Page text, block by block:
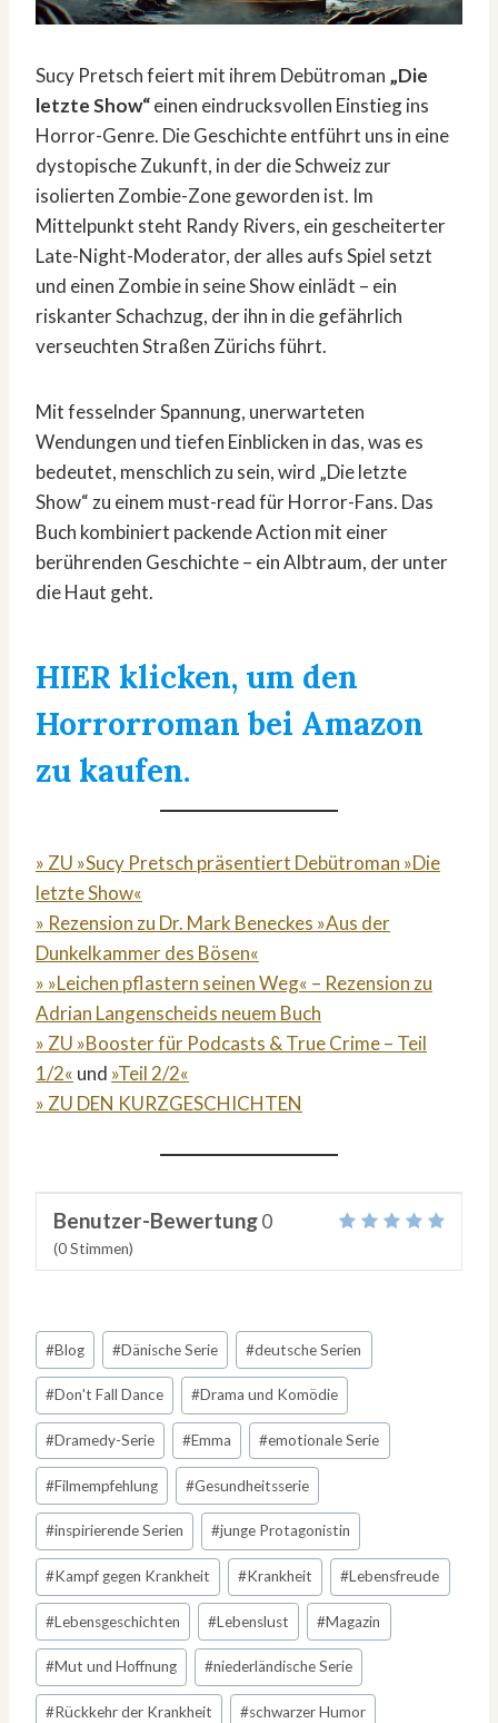
Sucy Pretsch feiert mit ihrem Debütroman „Die
letzte Show“einen eindrucksvollen Einstieg ins
Horror-Genre. Die Geschichte entführt uns in eine
dystopische Zukunft, in der die Schweiz zur
isolierten Zombie-Zone geworden ist. Im
Mittelpunkt steht Randy Rivers, ein gescheiterter
Late-Night-Moderator, der alles aufs Spiel setzt
und einen Zombie in seine Show einlädt – ein
riskanter Schachzug, der ihn in die gefährlich
verseuchten Straßen Zürichs führt.
Mit fesselnder Spannung, unerwarteten
Wendungen und tiefen Einblicken in das, was es
bedeutet, menschlich zu sein, wird „Die letzte
Show“ zu einem must-read für Horror-Fans. Das
Buch kombiniert packende Action mit einer
berührenden Geschichte – ein Albtraum, der unter
die Haut geht.
HIER klicken, um den
Horrorroman bei Amazon
zu kaufen.
» ZU »Sucy Pretsch präsentiert Debütroman »Die
letzte Show«
» Rezension zu Dr. Mark Beneckes »Aus der
Dunkelkammer des Bösen«
» »Leichen pflastern seinen Weg« – Rezension zu
Adrian Langenscheids neuem Buch
» ZU »Booster für Podcasts & True Crime – Teil
1/2« und »Teil 2/2«
» ZU DEN KURZGESCHICHTEN
Benutzer-Bewertung0
(0Stimmen)
Schlagworte:
#Blog #Dänische Serie #deutsche Serien
#Don't Fall Dance #Drama und Komödie
#Dramedy-Serie #Emma #emotionale Serie
#Filmempfehlung #Gesundheitsserie
#inspirierende Serien #junge Protagonistin
#Kampf gegen Krankheit #Krankheit #Lebensfreude
#Lebensgeschichten #Lebenslust #Magazin
#Mut und Hoffnung #niederländische Serie
#Rückkehr der Krankheit #schwarzer Humor